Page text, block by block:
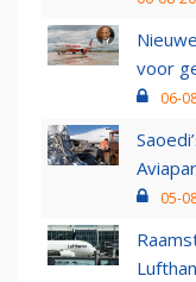
voor
06-
05-